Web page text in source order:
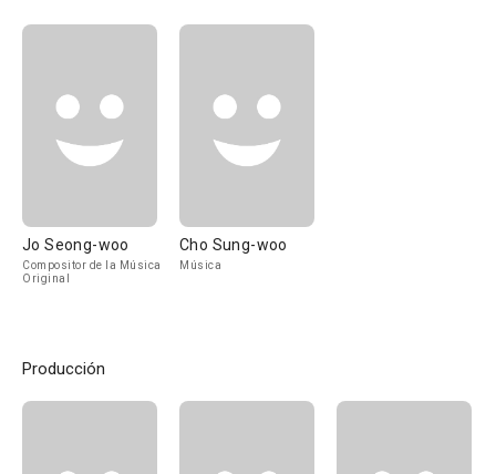
Jo Seong-woo
Compositor de la Música
Original
Cho Sung-woo
Música
Producción